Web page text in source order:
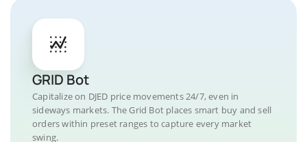
GRID Bot
Capitalize on DJED price movements 24/7, even in
sideways markets. The Grid Bot places smart buy and sell
orders within preset ranges to capture every market
swing.